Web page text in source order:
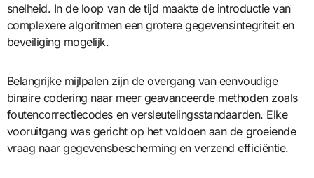
snelheid. In de loop van de tijd maakte de introductie van
complexere algoritmen een grotere gegevensintegriteit en
beveiliging mogelijk.
Belangrijke mijlpalen zijn de overgang van eenvoudige
binaire codering naar meer geavanceerde methoden zoals
foutencorrectiecodes en versleutelingsstandaarden. Elke
vooruitgang was gericht op het voldoen aan de groeiende
vraag naar gegevensbescherming en verzend efficiëntie.